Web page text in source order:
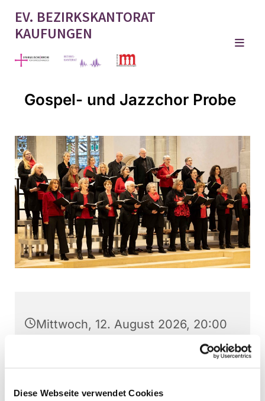
Diese Webseite verwendet Cookies
EV. BEZIRKSKANTORAT
KAUFUNGEN
Gospel- und Jazzchor Probe
Mittwoch, 12. August 2026, 20:00
Schulstraße 22, 34260 Kaufungen